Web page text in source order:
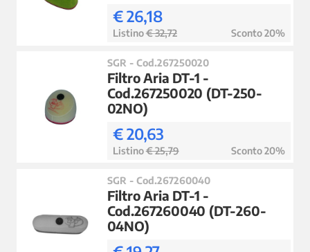
€ 26,18
Listino€ 32,72 Sconto 20%
SGR - Cod.267250020
Filtro Aria DT-1 -
Cod.267250020 (DT-250-
02NO)
€ 20,63
Listino€ 25,79 Sconto 20%
SGR - Cod.267260040
Filtro Aria DT-1 -
Cod.267260040 (DT-260-
04NO)